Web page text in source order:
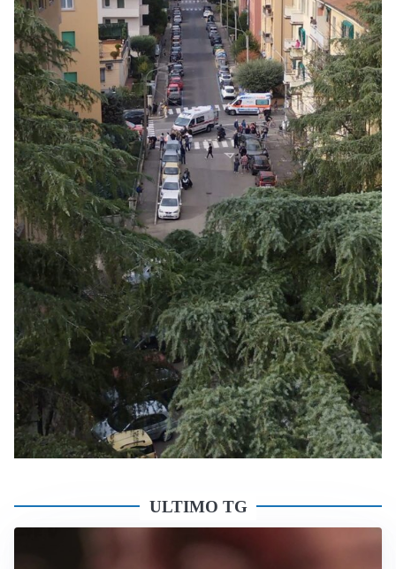
ULTIMO TG